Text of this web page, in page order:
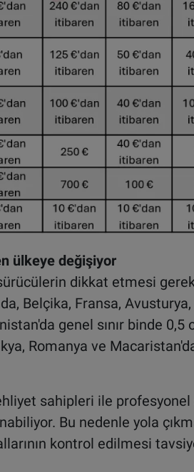
ülkeye değişiyor
dikkat etmesi
Belçika, Fransa,
genel sınır binde 0,5
Romanya ve
sahipleri ile
Bu nedenle yola
kontrol edilmesi